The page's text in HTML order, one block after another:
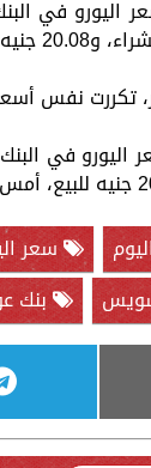
نفس
سعر
بنك